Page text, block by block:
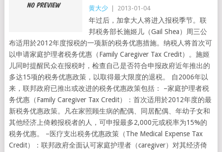
黄大少 2013-01-04
年过后，加拿大人将进入报税季节。联
邦税务部长施姬儿（Gail Shea）周三公
布适用於2012年度报税的一项新的税务优惠措施。纳税人将首次可
以申请家庭护理者税务优惠（Family Caregiver Tax Credit）。施姬
儿同时提醒民众在报税时，检查自己是否符合申报政府近年推出的
多达15项的税务优惠政策，以取得最大限度的退税。 自2006年以
来，联邦政府已推出或改进的税务优惠政策包括： –家庭护理者税
务优惠（Family Caregiver Tax Credit）：首次适用於2012年度的最
新税务优惠政策。凡在家照顾生病的配偶、同居配偶、年幼子女和
其他经济上倚赖报税者的人，可申报最多2,000元或税率为15%的
税务优惠。 –医疗支出税务优惠政策（The Medical Expense Tax
Credit）：联邦政府全面认可家庭护理者（caregiver）对其经济倚